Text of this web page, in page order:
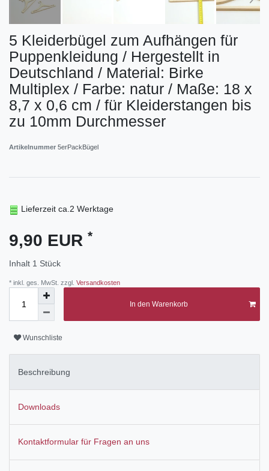
5 Kleiderbügel zum Aufhängen für
Puppenkleidung / Hergestellt in
Deutschland / Material: Birke
Multiplex / Farbe: natur / Maße: 18 x
8,7 x 0,6 cm / für Kleiderstangen bis
zu 10mm Durchmesser
Artikelnummer 5erPackBügel
Lieferzeit ca.2 Werktage
9,90 EUR *
Inhalt 1 Stück
* inkl. ges. MwSt. zzgl. Versandkosten
In den Warenkorb
Wunschliste
Beschreibung
Downloads
Kontaktformular für Fragen an uns